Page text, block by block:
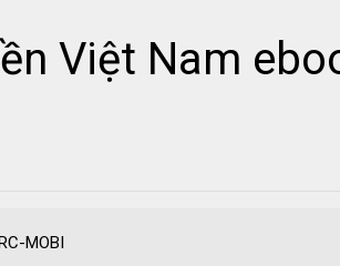
Việt Nam
MOBI